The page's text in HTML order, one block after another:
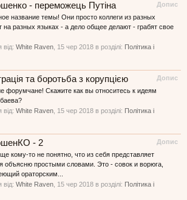
Допис
- переможець Путіна
название темы! Они просто коллеги из разных
на разных языках - а дело общее делают - грабят свое
від: White Raven 15 чер 2018 в розділі: Політика і
Допис
та боротьба з корупцією
форумчане! Скажите как вы относитесь к идеям
від: White Raven 15 чер 2018 в розділі: Політика і
Допис
- 2
кому-то не понятно, что из себя представляет
объясню простыми словами. Это - совок и ворюга,
ораторским...
від: White Raven 15 чер 2018 в розділі: Політика і